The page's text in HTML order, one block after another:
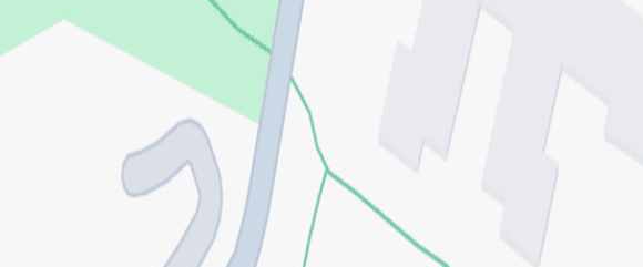
1177.se
Visa nummer
Visa nummer